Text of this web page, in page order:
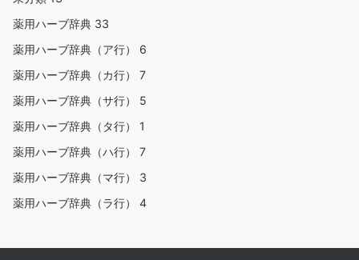
薬用ハーブ辞典 33
薬用ハーブ辞典（ア行） 6
薬用ハーブ辞典（カ行） 7
薬用ハーブ辞典（サ行） 5
薬用ハーブ辞典（タ行） 1
薬用ハーブ辞典（ハ行） 7
薬用ハーブ辞典（マ行） 3
薬用ハーブ辞典（ラ行） 4